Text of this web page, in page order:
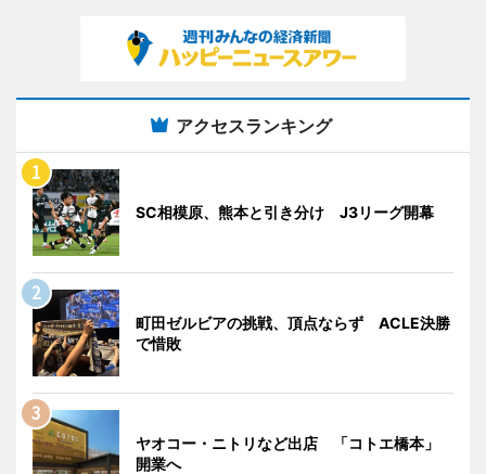
アクセスランキング
SC相模原、熊本と引き分け J3リーグ開幕
町田ゼルビアの挑戦、頂点ならず ACLE決勝
で惜敗
ヤオコー・ニトリなど出店 「コトエ橋本」
開業へ